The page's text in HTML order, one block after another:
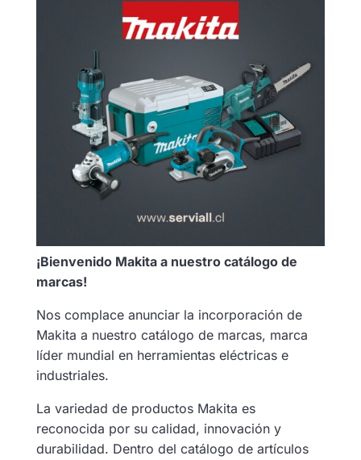
¡Bienvenido Makita a nuestro catálogo de
marcas!
Nos complace anunciar la incorporación de
Makita a nuestro catálogo de marcas, marca
líder mundial en herramientas eléctricas e
industriales.
La variedad de productos Makita es
reconocida por su calidad, innovación y
durabilidad. Dentro del catálogo de artículos